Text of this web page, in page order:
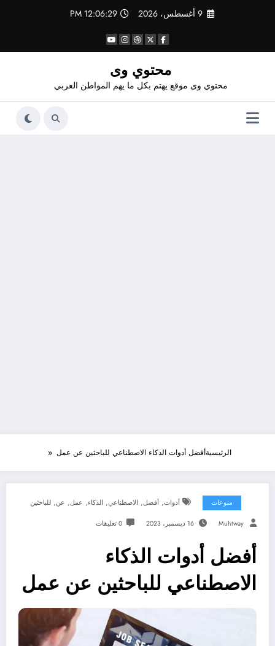
9 أغسطس، 2026 12:06:30 PM
محتوي وى
محتوي وى موقع يهتم بكل ما يهم المواطن العربي
الرئيسيةأفضل أدوات الذكاء الاصطناعي للباحثين عن عمل
منوعات أدوات, أفضل, الاصطناعي, الذكاء, عمل, عن, للباحثين
Muhtway 16 ديسمبر، 2023 0 تعليقات
أفضل أدوات الذكاء
الاصطناعي للباحثين عن عمل